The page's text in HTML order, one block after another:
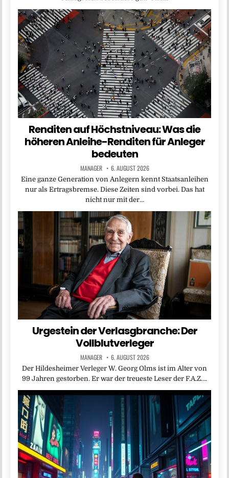
Renditen auf Höchstniveau: Was die
höheren Anleihe-Renditen für Anleger
bedeuten
MANAGER 6. AUGUST 2026
Eine ganze Generation von Anlegern kennt Staatsanleihen
nur als Ertragsbremse. Diese Zeiten sind vorbei. Das hat
nicht nur mit der…
Urgestein der Verlasgbranche: Der
Vollblutverleger
MANAGER 6. AUGUST 2026
Der Hildesheimer Verleger W. Georg Olms ist im Alter von
99 Jahren gestorben. Er war der treueste Leser der F.A.Z….